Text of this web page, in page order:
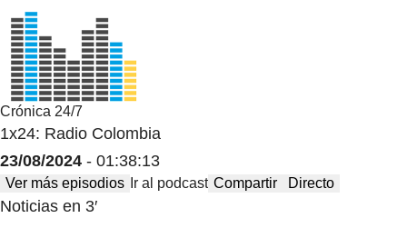
Crónica 24/7
1x24: Radio Colombia
23/08/2024 - 01:38:13
Ver más episodios Ir al podcast Compartir Directo
Noticias en 3′